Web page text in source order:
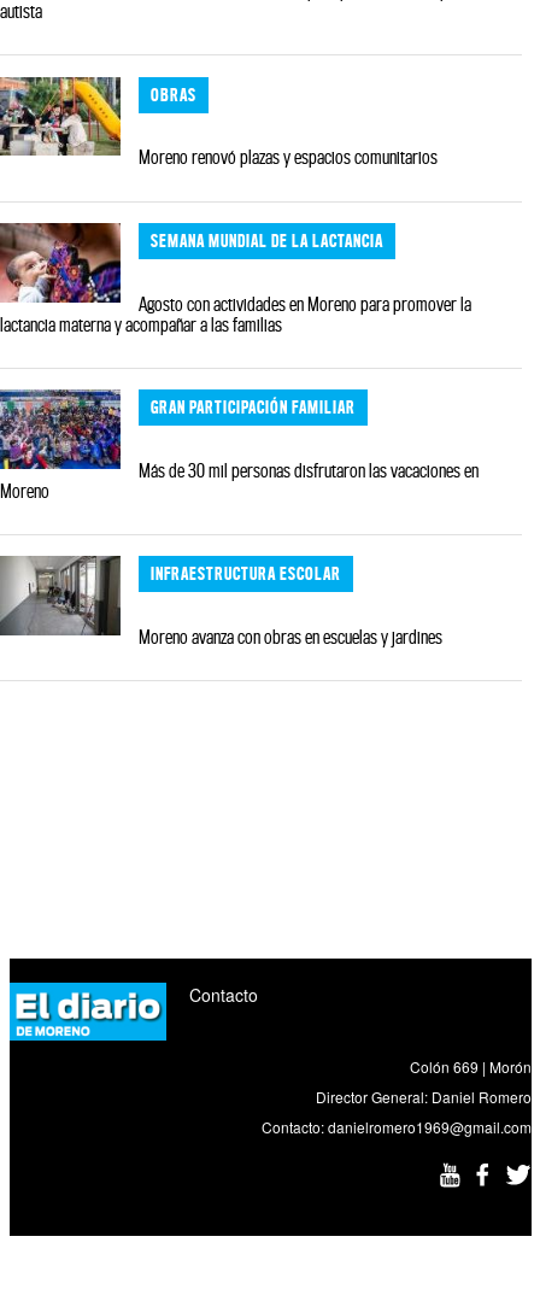
autista
OBRAS
Moreno renovó plazas y espacios comunitarios
SEMANA MUNDIAL DE LA LACTANCIA
Agosto con actividades en Moreno para promover la
lactancia materna y acompañar a las familias
GRAN PARTICIPACIÓN FAMILIAR
Más de 30 mil personas disfrutaron las vacaciones en
Moreno
INFRAESTRUCTURA ESCOLAR
Moreno avanza con obras en escuelas y jardines
Contacto
Colón 669 | Morón
Director General: Daniel Romero
Contacto:danielromero1969@gmail.com